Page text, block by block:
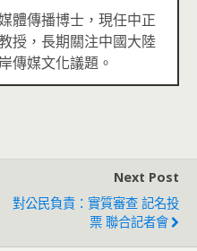
體傳播博士，現任中正
授，長期關注中國大陸
傳媒文化議題。
Next Post
對公民負責：實質審查 記名投
票 聯合記者會